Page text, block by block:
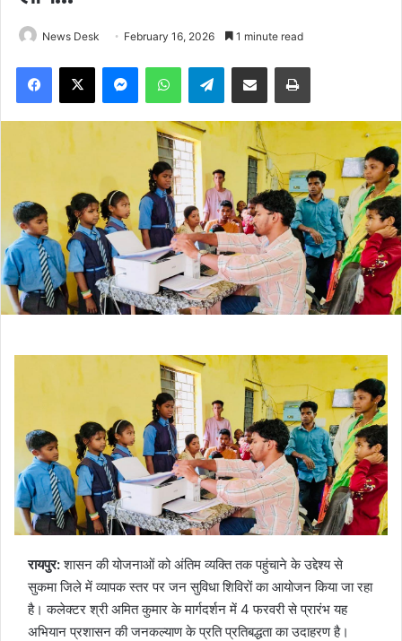
News Desk February 16, 2026 1 minute read
Facebook
X MessengerWhatsAppTelegramShare via Email Print
रायपुर:शासन की योजनाओं को अंतिम व्यक्ति तक पहुंचाने के उद्देश्य से
सुकमा जिले में व्यापक स्तर पर जन सुविधा शिविरों का आयोजन किया जा रहा
है। कलेक्टर श्री अमित कुमार के मार्गदर्शन में 4 फरवरी से प्रारंभ यह
अभियान प्रशासन की जनकल्याण के प्रति प्रतिबद्धता का उदाहरण है।